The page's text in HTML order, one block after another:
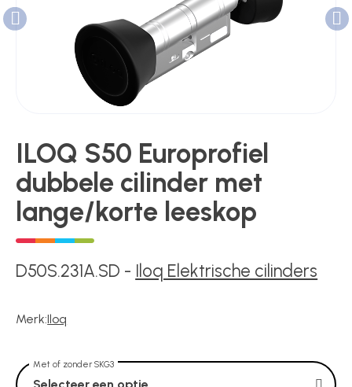
Hekwerkonderdelen
Poortonderdelen
Pulsgevers
Toegangscontrole
Toegangsverlening
ILOQ S50 Europrofiel
dubbele cilinder met
lange/korte leeskop
D50S.231A.SD - Iloq Elektrische cilinders
Merk:Iloq
Met of zonder SKG3